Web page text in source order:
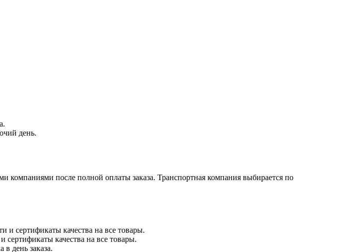
день.
компаниями после полной оплаты заказа. Транспортная компания выбирается по
качества на все товары.